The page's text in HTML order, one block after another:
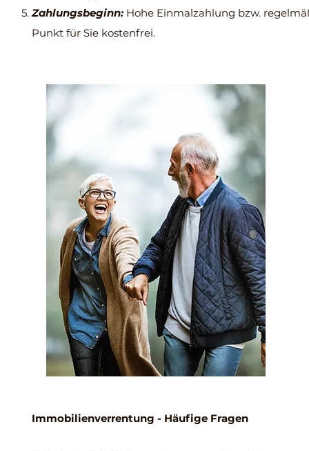
Zahlungsbeginn: Hohe Einmalzahlung bzw.
Punkt für Sie kostenfrei.
Immobilienverrentung - Häufige Fragen